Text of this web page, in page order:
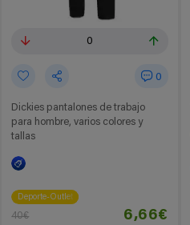
0
0
Dickies pantalones de trabajo
para hombre, varios colores y
tallas
Deporte-Outlet
40€ 6,66€